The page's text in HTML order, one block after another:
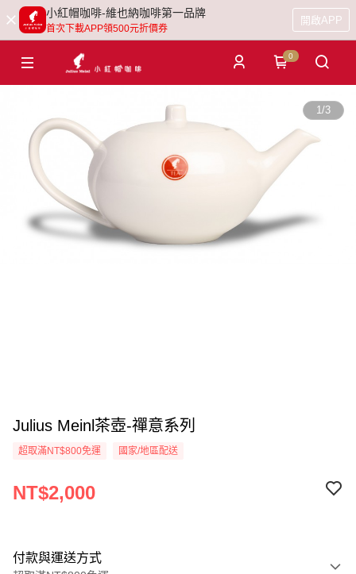
小紅帽咖啡-維也納咖啡第一品牌
首次下載APP領500元折價券
開啟APP
0
1/3
Julius Meinl茶壺-禪意系列
超取滿NT$800免運 國家/地區配送
NT$2,000
付款與運送方式